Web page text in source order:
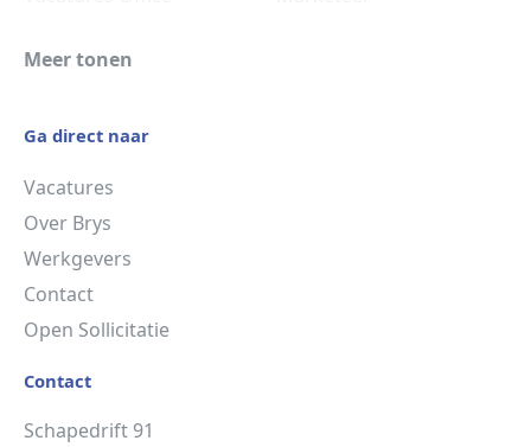
Medewerker
Meer tonen
Ga direct naar
Vacatures
Over Brys
Werkgevers
Contact
Open Sollicitatie
Contact
Schapedrift 91